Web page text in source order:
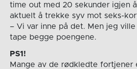
time out med 20 sekunder igjen
aktuelt å trekke syv mot seks-
– Vi var inne på det. Men jeg
tape begge poengene.
PS1!
Mange av de rødkledte fortjener